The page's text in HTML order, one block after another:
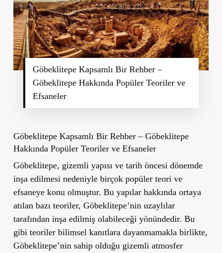
Göbeklitepe Kapsamlı Bir Rehber –
Göbeklitepe Hakkında Popüler Teoriler ve
Efsaneler
Göbeklitepe Kapsamlı Bir Rehber – Göbeklitepe
Hakkında Popüler Teoriler ve Efsaneler
Göbeklitepe, gizemli yapısı ve tarih öncesi dönemde
inşa edilmesi nedeniyle birçok popüler teori ve
efsaneye konu olmuştur. Bu yapılar hakkında ortaya
atılan bazı teoriler, Göbeklitepe’nin uzaylılar
tarafından inşa edilmiş olabileceği yönündedir. Bu
gibi teoriler bilimsel kanıtlara dayanmamakla birlikte,
Göbeklitepe’nin sahip olduğu gizemli atmosfer